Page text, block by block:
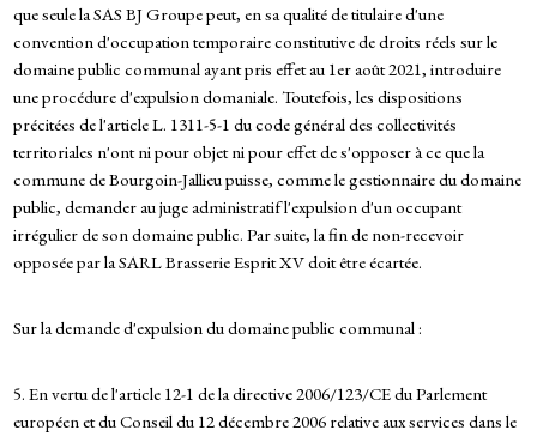
que seule la SAS BJ Groupe peut, en sa qualité de titulaire d'une
convention d'occupation temporaire constitutive de droits réels sur le
domaine public communal ayant pris effet au 1er août 2021, introduire
une procédure d'expulsion domaniale. Toutefois, les dispositions
précitées de l'article L. 1311-5-1 du code général des collectivités
territoriales n'ont ni pour objet ni pour effet de s'opposer à ce que la
commune de Bourgoin-Jallieu puisse, comme le gestionnaire du domaine
public, demander au juge administratif l'expulsion d'un occupant
irrégulier de son domaine public. Par suite, la fin de non-recevoir
opposée par la SARL Brasserie Esprit XV doit être écartée.
Sur la demande d'expulsion du domaine public communal :
5. En vertu de l'article 12-1 de la directive 2006/123/CE du Parlement
européen et du Conseil du 12 décembre 2006 relative aux services dans le